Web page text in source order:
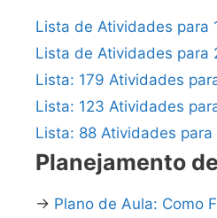
Lista de Atividades para
Lista de Atividades para
Lista: 179 Atividades
Lista: 123 Atividades
Lista: 88 Atividades para
Planejamento
→ Plano de Aula: Como